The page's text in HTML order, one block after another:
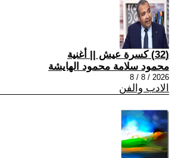
(32) كسرة عيش || أغنية
محمود سلامة محمود الهايشة
2026 / 8 / 8
الادب والفن